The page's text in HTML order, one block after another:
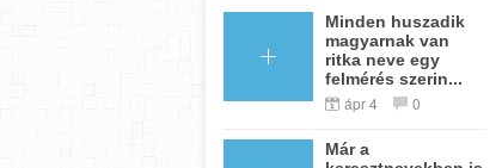
Minden huszadik
magyarnak van
ritka neve egy
felmérés szerin...
ápr 4 0
Már a